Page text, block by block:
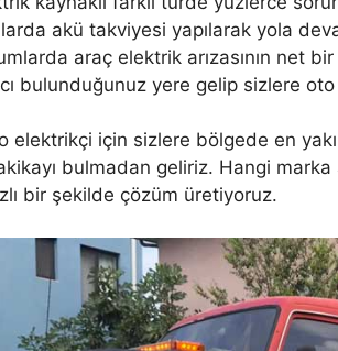
akü takviyesi yapılarak yola
araç elektrik arızasının net
bulunduğunuz yere gelip sizlere
elektrikçi için sizlere bölgede en
bulmadan geliriz. Hangi
bir şekilde çözüm üretiyoruz.